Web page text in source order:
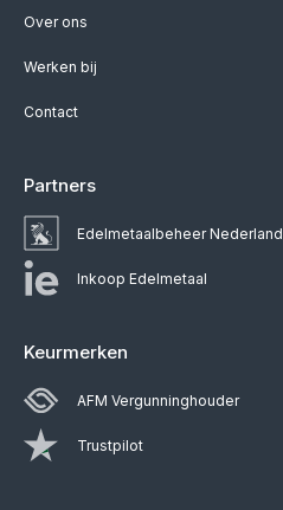
Over ons
Werken bij
Contact
Partners
Edelmetaalbeheer Nederland
Inkoop Edelmetaal
Keurmerken
AFM Vergunninghouder
Trustpilot